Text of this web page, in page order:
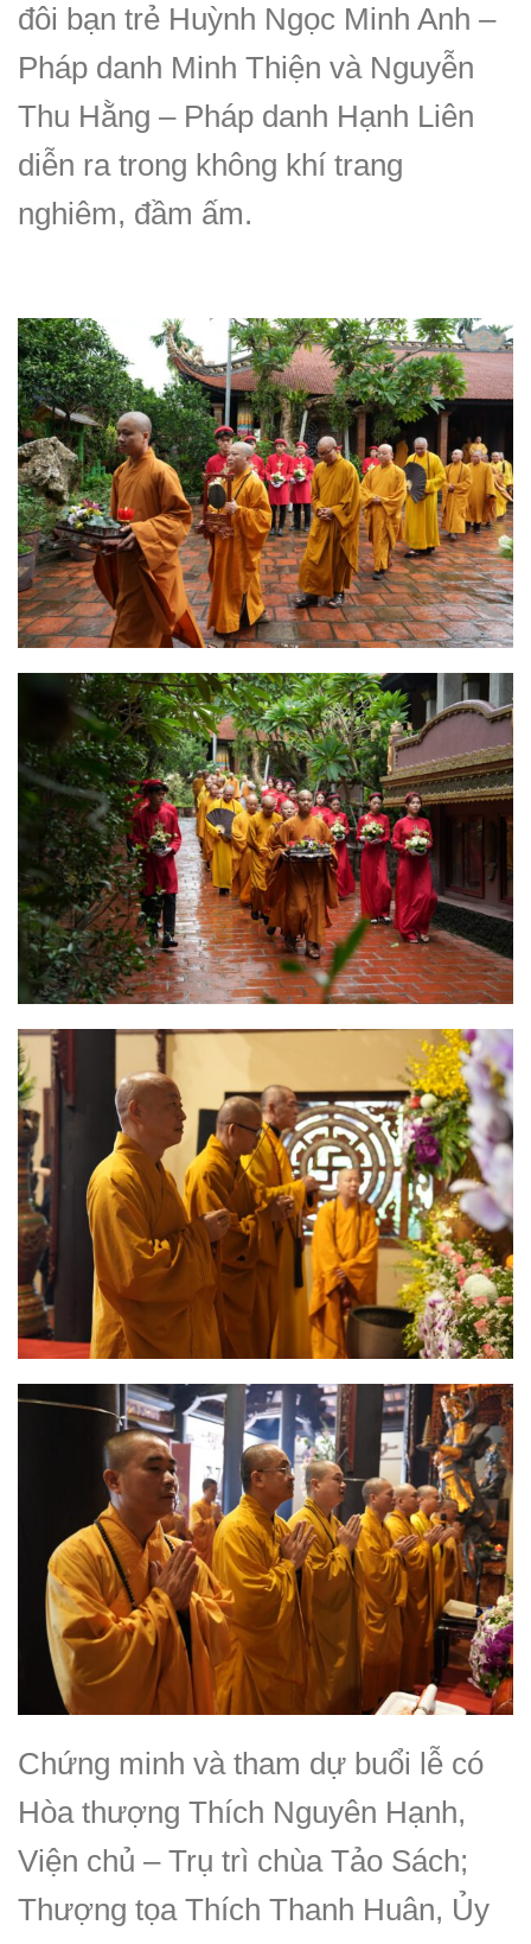
đôi bạn trẻ Huỳnh Ngọc Minh Anh –
Pháp danh Minh Thiện và Nguyễn
Thu Hằng – Pháp danh Hạnh Liên
diễn ra trong không khí trang
nghiêm, đầm ấm.
Chứng minh và tham dự buổi lễ có
Hòa thượng Thích Nguyên Hạnh,
Viện chủ – Trụ trì chùa Tảo Sách;
Thượng tọa Thích Thanh Huân, Ủy